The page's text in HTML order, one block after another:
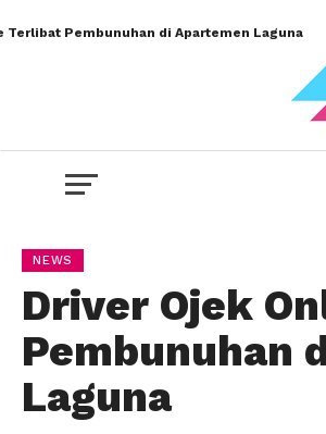
Terlibat Pembunuhan di Apartemen Laguna
NEWS
Driver Ojek
Pembunuhan
Laguna